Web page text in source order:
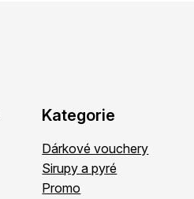
Kategorie
Dárkové vouchery
Sirupy a pyré
Promo